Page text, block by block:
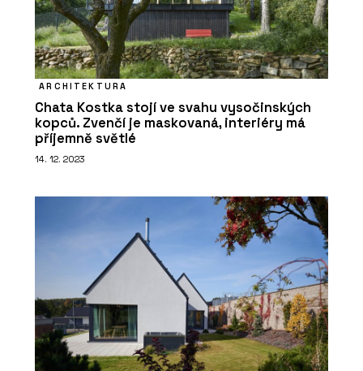
ARCHITEKTURA
Chata Kostka stojí ve svahu vysočinských
kopců. Zvenčí je maskovaná, interiéry má
příjemně světlé
14. 12. 2023